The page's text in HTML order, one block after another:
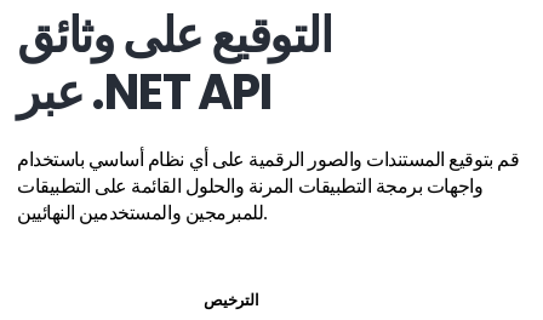
التوقيع على وثائق
عبر .NET API
قم بتوقيع المستندات والصور الرقمية على أي نظام أساسي باستخدام
واجهات برمجة التطبيقات المرنة والحلول القائمة على التطبيقات
للمبرمجين والمستخدمين النهائيين.
الترخيص